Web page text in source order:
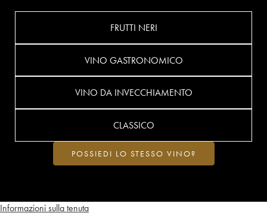
Informazioni sulla tenuta
FRUTTI NERI
VINO GASTRONOMICO
VINO DA INVECCHIAMENTO
CLASSICO
POSSIEDI LO STESSO VINO?